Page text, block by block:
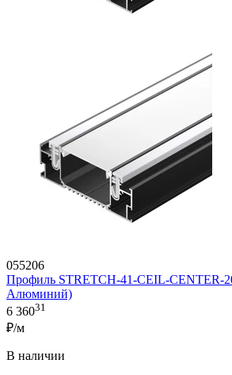
055206
Профиль STRETCH-41-CEIL-CENTER-
Алюминий)
6 36031
₽/м
В наличии